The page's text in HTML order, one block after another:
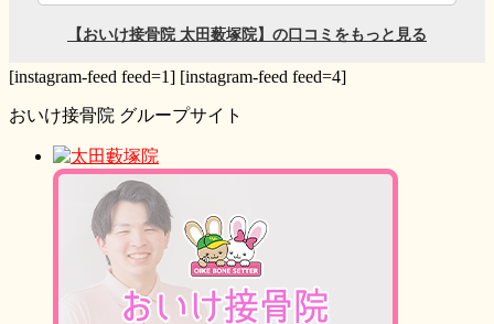
[instagram-feed feed=1] [instagram-feed feed=4]
おいけ接骨院 グループサイト